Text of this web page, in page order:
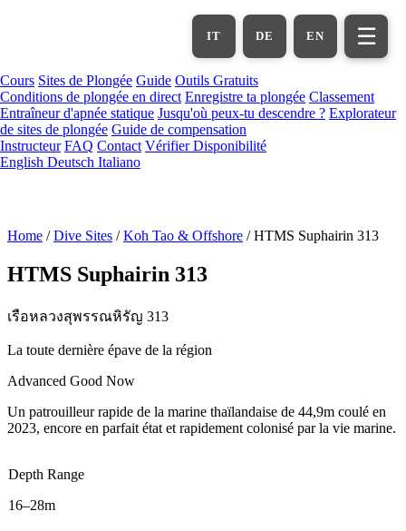
EN
DE
IT ☰
Cours Sites de Plongée Guide Outils Gratuits
Conditions de plongée en direct Enregistre ta plongée Classement
Entraîneur d'apnée statique Jusqu'où peux-tu descendre ? Explorateur
de sites de plongée Guide de compensation
Instructeur FAQ Contact Vérifier Disponibilité
English Deutsch Italiano
Home / Dive Sites / Koh Tao & Offshore / HTMS Suphairin 313
HTMS Suphairin 313
เรือหลวงสุพรรณหิรัญ 313
La toute dernière épave de la région
Advanced Good Now
Un patrouilleur rapide de la marine thaïlandaise de 44,9m coulé en
2023, encore en parfait état et rapidement colonisé par la vie marine.
Depth Range
16–28m